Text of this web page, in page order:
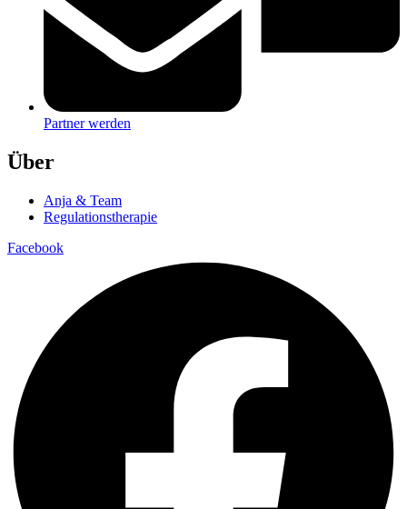
Partner werden
Über
Anja & Team
Regulationstherapie
Facebook